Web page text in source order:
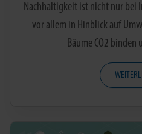
Nachhaltigkeit ist nicht nur bei
vor allem in Hinblick auf
Bäume CO2